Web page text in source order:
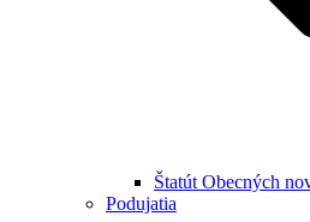
Štatút Obecných
Podujatia